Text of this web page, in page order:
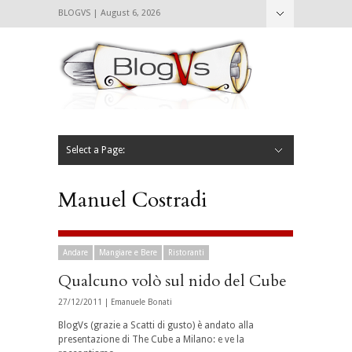
BLOGVS | August 6, 2026
Select a Page:
Manuel Costradi
Andare Mangiare e Bere Ristoranti
Qualcuno volò sul nido del Cube
27/12/2011 | Emanuele Bonati
BlogVs (grazie a Scatti di gusto) è andato alla
presentazione di The Cube a Milano: e ve la